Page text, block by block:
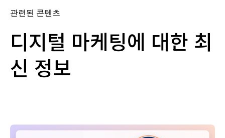
관련된 콘텐츠
디지털 마케팅에 대한 최
신 정보